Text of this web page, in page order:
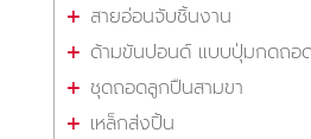
สายอ่อนจับชิ้นงาน
ด้ามขันปอนด์ แบบปุ่มกดถอ
ชุดถอดลูกปืนสามขา
เหล็กส่งปิ้น